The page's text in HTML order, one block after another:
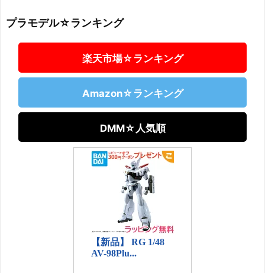
プラモデル☆ランキング
楽天市場☆ランキング
Amazon☆ランキング
DMM☆人気順